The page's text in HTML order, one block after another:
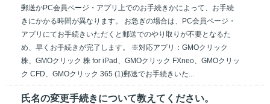
郵送かPC会員ページ・アプリ上でのお手続きかによって、お手続
きにかかる時間が異なります。 お急ぎの場合は、PC会員ページ・
アプリにてお手続きいただくと郵送でのやり取りが不要となるた
め、早くお手続きが完了します。 ※対応アプリ：GMOクリック
株、GMOクリック 株 for iPad、GMOクリック FXneo、GMOクリッ
ク CFD、GMOクリック 365 (1)郵送でお手続きいた...
氏名の変更手続きについて教えてください。